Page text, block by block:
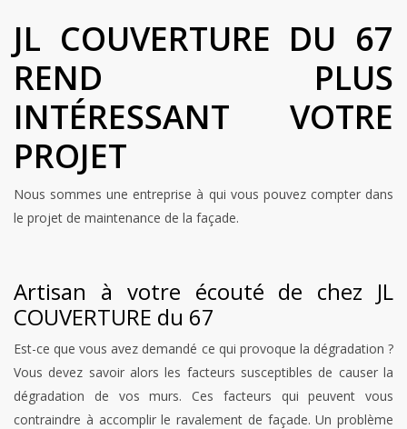
JL COUVERTURE DU 67
REND PLUS
INTÉRESSANT VOTRE
PROJET
Nous sommes une entreprise à qui vous pouvez compter dans
le projet de maintenance de la façade.
Artisan à votre écouté de chez JL
COUVERTURE du 67
Est-ce que vous avez demandé ce qui provoque la dégradation ?
Vous devez savoir alors les facteurs susceptibles de causer la
dégradation de vos murs. Ces facteurs qui peuvent vous
contraindre à accomplir le ravalement de façade. Un problème